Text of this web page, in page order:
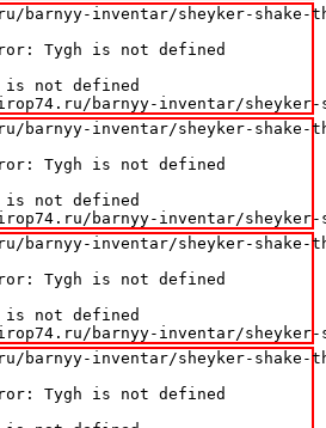
inventar/sheyker-shake-
Tygh is not defined
is not defined
barnyy-inventar/
inventar/sheyker-shake-
Tygh is not defined
is not defined
barnyy-inventar/
inventar/sheyker-shake-
Tygh is not defined
is not defined
barnyy-inventar/
inventar/sheyker-shake-
Tygh is not defined